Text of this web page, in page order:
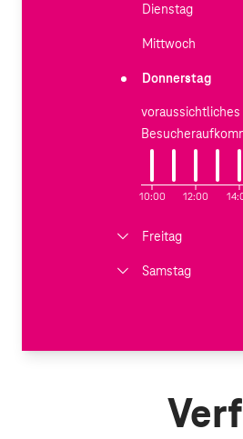
Dienstag
Mittwoch
Donnerstag
voraussichtliches
10:00 12:00
Freitag
Samstag